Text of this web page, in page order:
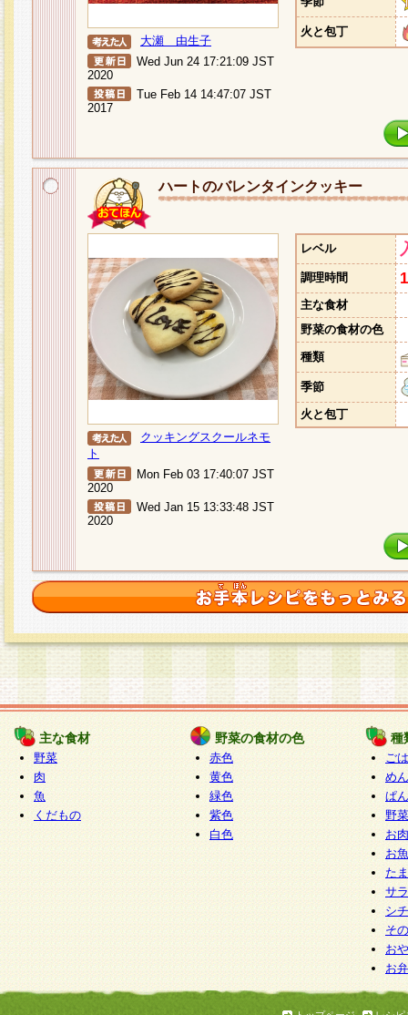
大瀬 由生子
Wed Jun 24 17:21:09 JST
2020
Tue Feb 14 14:47:07 JST
2017
火と包丁
ハートのバレンタインクッキー
クッキングスクールネモ
ト
Mon Feb 03 17:40:07 JST
2020
Wed Jan 15 13:33:48 JST
2020
レベル
調理時間
主な食材
野菜の食材の色
種類
季節
火と包丁
主な食材
野菜
肉
魚
くだもの
野菜の食材の色
赤色
黄色
緑色
紫色
白色
種
ご
めん
ぱん
野
お
お
た
サ
シ
そ
お
お